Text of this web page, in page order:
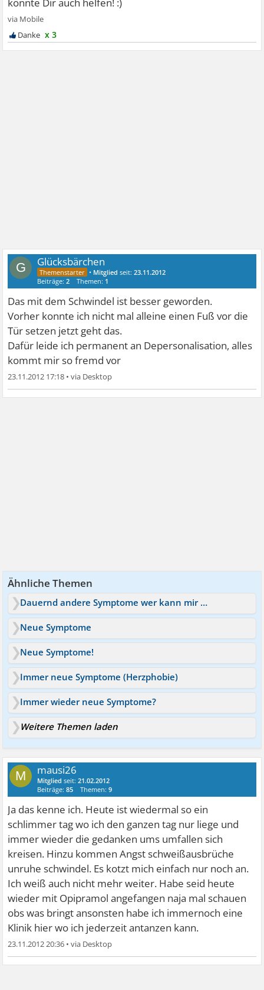
x 3
G Glücksbärchen
• Mitglied seit:23.11.2012
Beiträge:2 Themen: 1
Das mit dem Schwindel ist besser geworden.
Vorher konnte ich nicht mal alleine einen Fuß vor die
Tür setzen jetzt geht das.
Dafür leide ich permanent an Depersonalisation, alles
kommt mir so fremd vor
23.11.2012 17:18 •
Ähnliche Themen
Dauernd andere Symptome wer kann mir helfen?
Neue Symptome
Neue Symptome!
Immer neue Symptome (Herzphobie)
Immer wieder neue Symptome?
Weitere Themen laden
M mausi26
Mitglied seit:21.02.2012
Beiträge:85 Themen:9
Ja das kenne ich. Heute ist wiedermal so ein
schlimmer tag wo ich den ganzen tag nur liege und
immer wieder die gedanken ums umfallen sich
kreisen. Hinzu kommen Angst schweißausbrüche
unruhe schwindel. Es kotzt mich einfach nur noch an.
Ich weiß auch nicht mehr weiter. Habe seid heute
wieder mit Opipramol angefangen naja mal schauen
obs was bringt ansonsten habe ich immernoch eine
Klinik hier wo ich jederzeit antanzen kann.
23.11.2012 20:36 •